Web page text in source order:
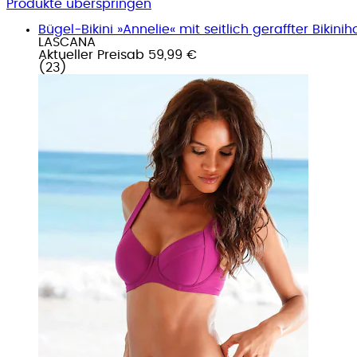
Produkte überspringen
Bügel-Bikini »Annelie« mit seitlich geraffter
LASCANA
Aktueller Preisab 59,99 €
( 23 )